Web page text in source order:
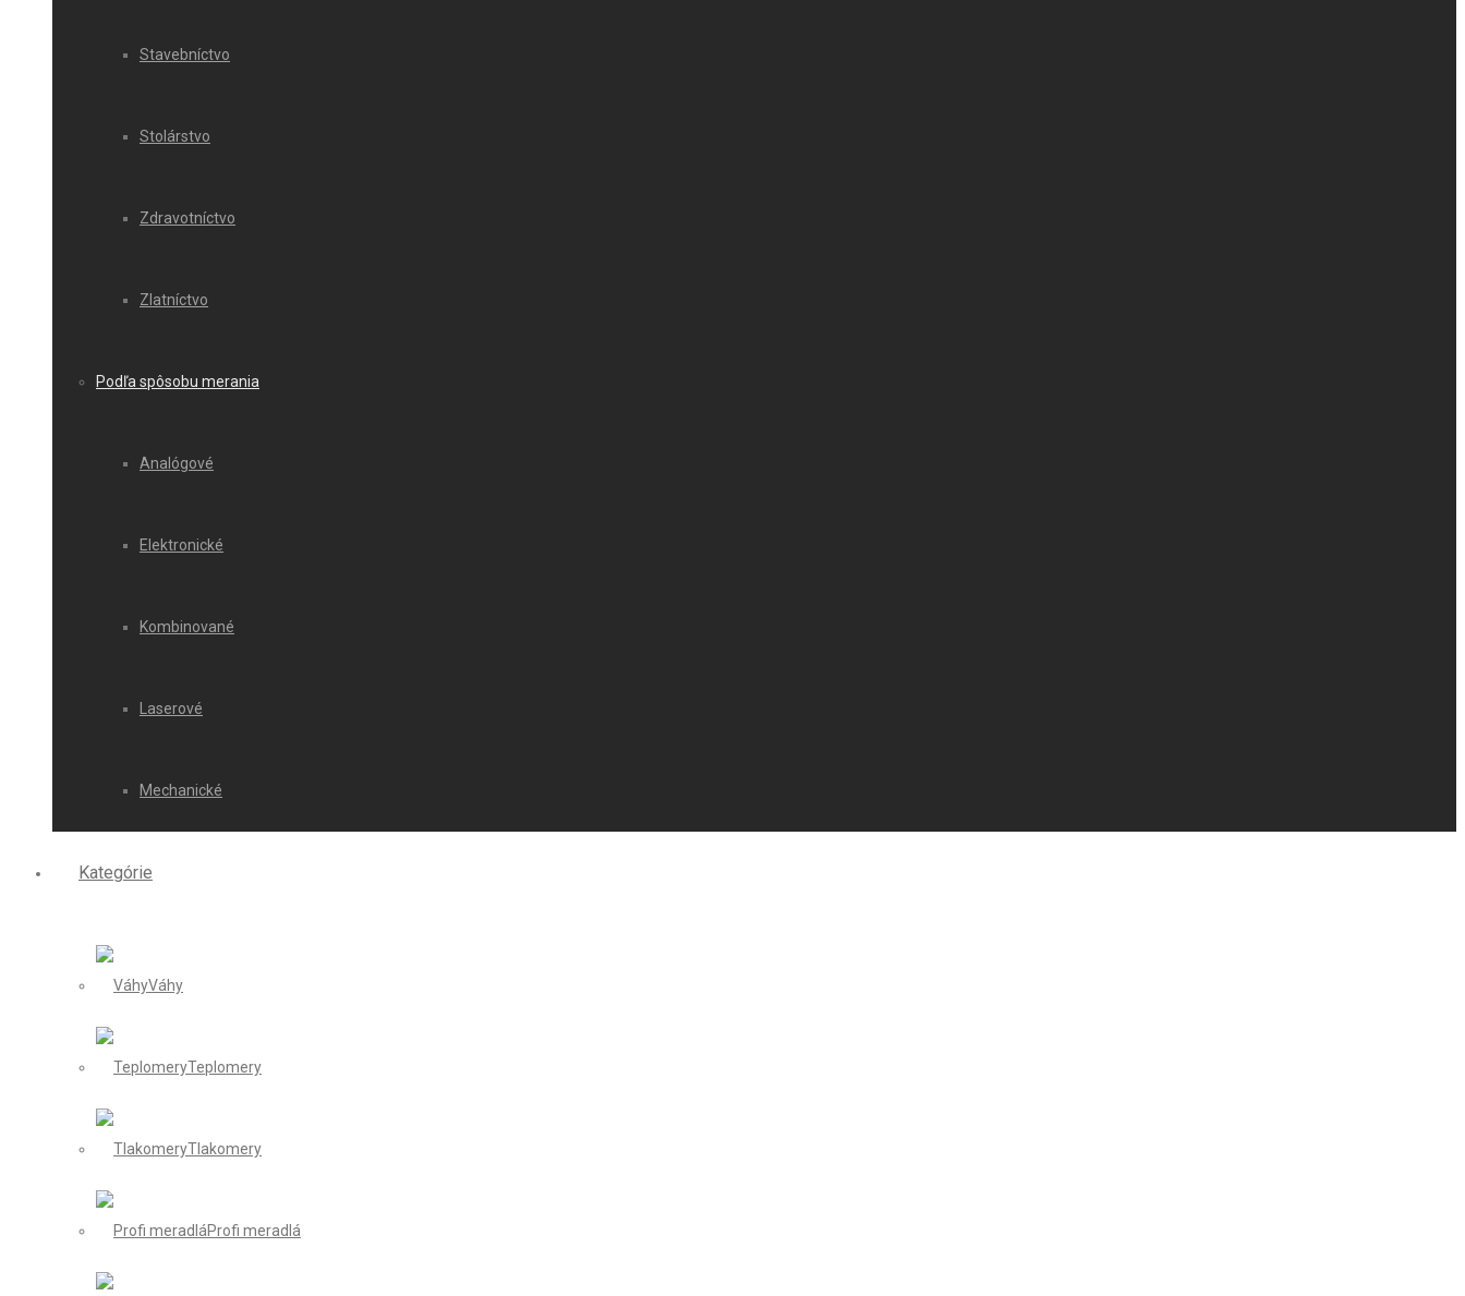
Stavebníctvo
Stolárstvo
Zdravotníctvo
Zlatníctvo
Podľa spôsobu merania
Analógové
Elektronické
Kombinované
Laserové
Mechanické
Kategórie
Váhy
Teplomery
Tlakomery
Profi meradlá